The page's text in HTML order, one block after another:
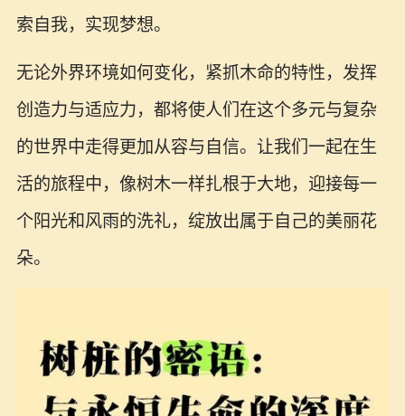
索自我，实现梦想。
无论外界环境如何变化，紧抓木命的特性，发挥
创造力与适应力，都将使人们在这个多元与复杂
的世界中走得更加从容与自信。让我们一起在生
活的旅程中，像树木一样扎根于大地，迎接每一
个阳光和风雨的洗礼，绽放出属于自己的美丽花
朵。